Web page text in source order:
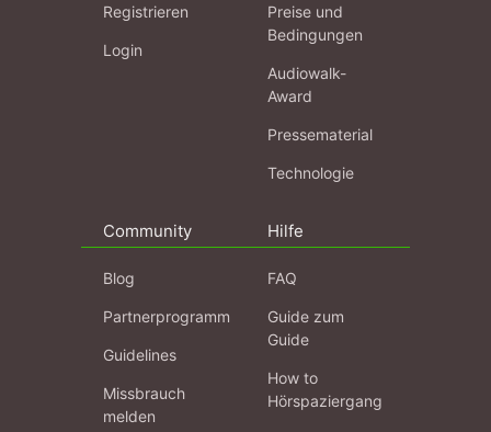
Registrieren
Login
Preise und
Bedingungen
Audiowalk-
Award
Pressematerial
Technologie
Community
Blog
Partnerprogramm
Guidelines
Missbrauch
melden
Hilfe
FAQ
Guide zum
Guide
How to
Hörspaziergang